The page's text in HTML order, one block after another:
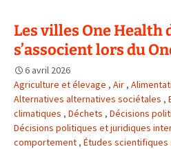
Les villes One Health
s’associent lors du
6 avril 2026
Agriculture et élevage , Air ,
Alternatives alternatives sociétales ,
climatiques , Déchets , Décisions
Décisions politiques et juridiques
comportement , Études scientifiques